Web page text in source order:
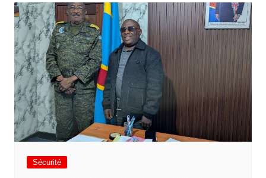
Sécurité